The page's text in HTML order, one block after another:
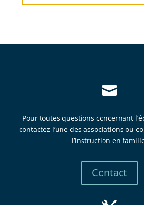

Pour toutes questions concernant
contactez l’une des associations ou
l’instruction en
Contact